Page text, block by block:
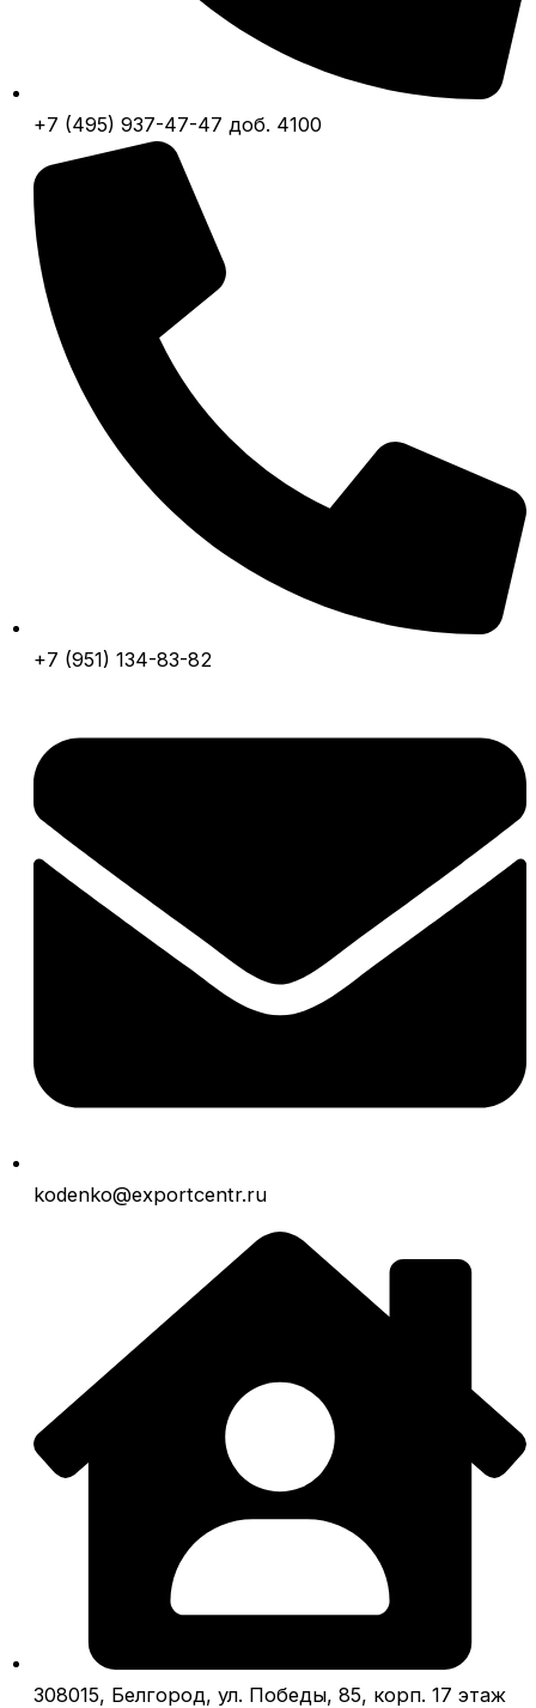
+7 (495) 937-47-47 доб. 4100
+7 (951) 134-83-82
kodenko@exportcentr.ru
308015, Белгород, ул. Победы, 85, корп. 17 этаж